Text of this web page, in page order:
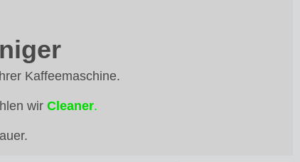
Kaffeemaschine.
wir Cleaner.